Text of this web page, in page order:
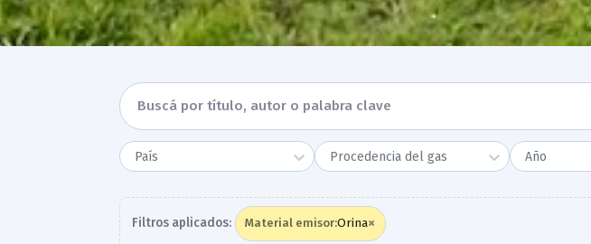
País Procedencia del gas Año
Filtros aplicados: Material emisor:Orina×